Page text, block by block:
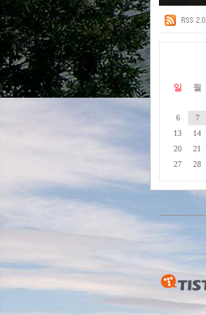
일 월
6
7
13
14
20
21
27
28